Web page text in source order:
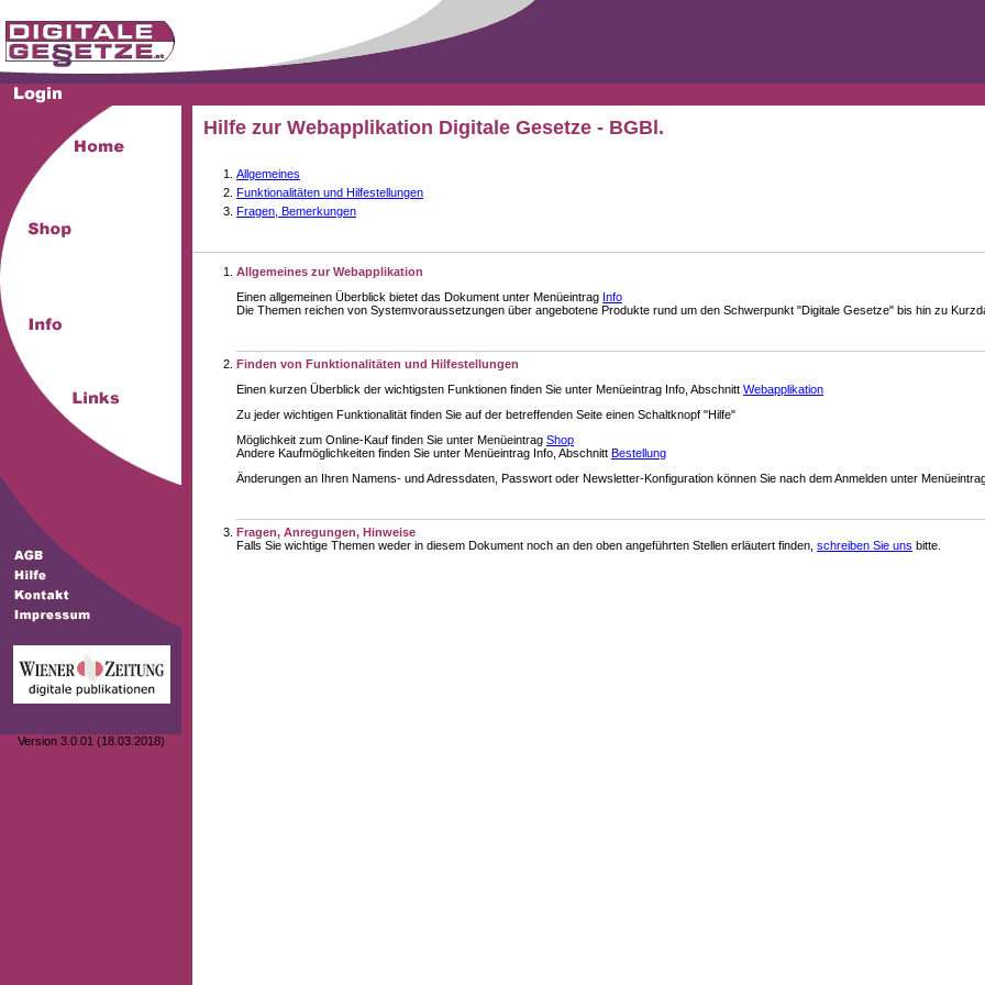
Version 3.0.01 (18.03.2018)
Hilfe zur Webapplikation Digitale Gesetze - BGBl.
Allgemeines
Funktionalitäten und Hilfestellungen
Fragen, Bemerkungen
Allgemeines zur Webapplikation
Einen allgemeinen Überblick bietet das Dokument unter Menüeintrag Info
Die Themen reichen von Systemvoraussetzungen über angebotene Produkte rund um den Schwerpunkt "Digitale Gesetze" bis hin zu
Finden von Funktionalitäten und Hilfestellungen
Einen kurzen Überblick der wichtigsten Funktionen finden Sie unter Menüeintrag Info, Abschnitt Webapplikation
Zu jeder wichtigen Funktionalität finden Sie auf der betreffenden Seite einen Schaltknopf "Hilfe"
Möglichkeit zum Online-Kauf finden Sie unter Menüeintrag Shop
Andere Kaufmöglichkeiten finden Sie unter Menüeintrag Info, Abschnitt Bestellung
Änderungen an Ihren Namens- und Adressdaten, Passwort oder Newsletter-Konfiguration können Sie nach dem Anmelden unter
Fragen, Anregungen, Hinweise
Falls Sie wichtige Themen weder in diesem Dokument noch an den oben angeführten Stellen erläutert finden, schreiben Sie uns bitte.